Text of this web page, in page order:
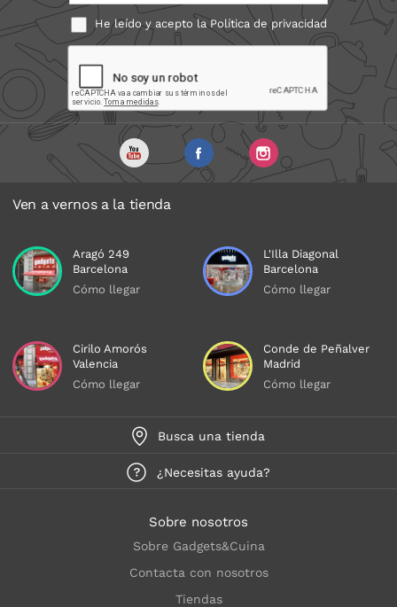
He leído y acepto laPolítica de privacidad
Ven a vernos a la tienda
Aragó 249
Barcelona
Cómo llegar
L'Illa Diagonal
Barcelona
Cómo llegar
Cirilo Amorós
Valencia
Cómo llegar
Conde de Peñalver
Madrid
Cómo llegar
Busca una tienda
¿Necesitas ayuda?
Sobre nosotros
Sobre Gadgets&Cuina
Contacta con nosotros
Tiendas